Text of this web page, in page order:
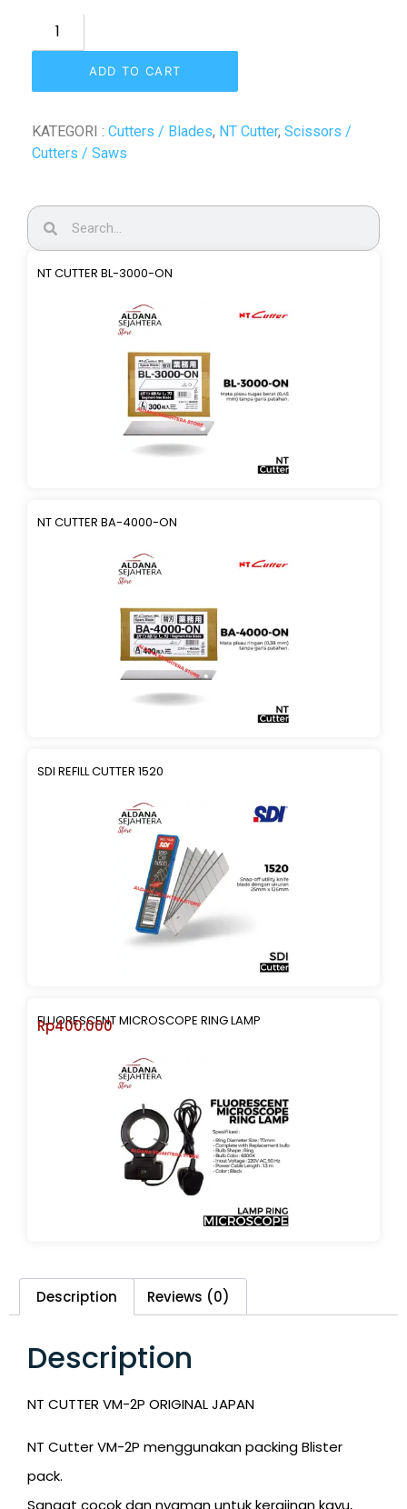
ADD TO CART
KATEGORI : Cutters / Blades, NT Cutter, Scissors /
Cutters / Saws
NT CUTTER BL-3000-ON
NT CUTTER BA-4000-ON
SDI REFILL CUTTER 1520
FLUORESCENT MICROSCOPE RING LAMP
Rp400.000
Description Reviews (0)
Description
NT CUTTER VM-2P ORIGINAL JAPAN
NT Cutter VM-2P menggunakan packing Blister
pack.
Sangat cocok dan nyaman untuk kerajinan kayu,